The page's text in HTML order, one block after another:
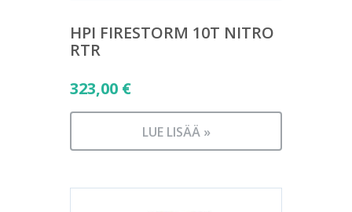
HPI FIRESTORM 10T NITRO
RTR
323,00 €
LUE LISÄÄ »